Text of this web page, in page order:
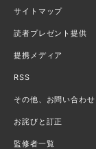
サイトマップ
読者プレゼント提供
提携メディア
RSS
その他、お問い合わせ
お詫びと訂正
監修者一覧